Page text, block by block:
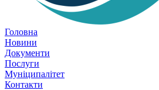
Головна
Новини
Документи
Послуги
Муніципалітет
Контакти